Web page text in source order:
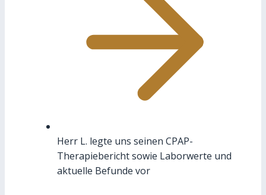
Herr L. legte uns seinen CPAP-
Therapiebericht sowie Laborwerte und
aktuelle Befunde vor